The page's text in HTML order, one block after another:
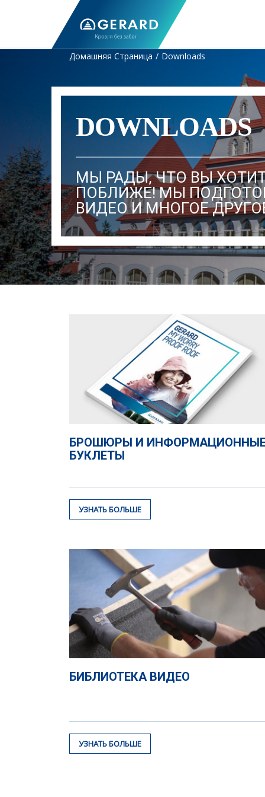
Домашняя Страница Downloads
DOWNLOADS
МЫ РАДЫ, ЧТО ВЫ
ПОБЛИЖЕ! МЫ
ВИДЕО И МНОГОЕ
БРОШЮРЫ И
БУКЛЕТЫ
УЗНАТЬ БОЛЬШЕ
БИБЛИОТЕКА ВИДЕО
УЗНАТЬ БОЛЬШЕ